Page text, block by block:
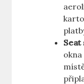
Seat